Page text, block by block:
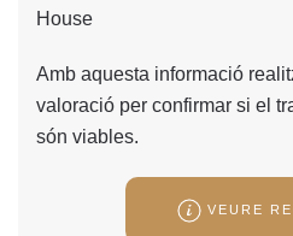
House
Amb aquesta informació
valoració per confirmar si el
són viables.
VEURE